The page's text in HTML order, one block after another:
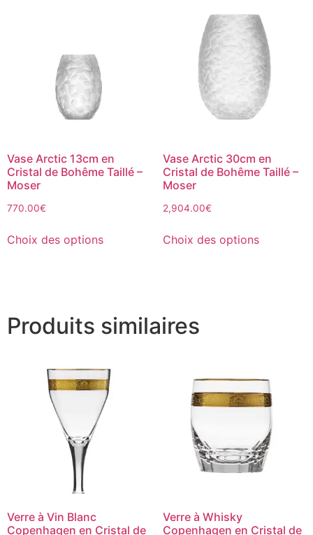
Vase Arctic 13cm en
Cristal de Bohême Taillé –
Moser
770.00€
Choix des options
Vase Arctic 30cm en
Cristal de Bohême Taillé –
Moser
2,904.00€
Choix des options
Produits similaires
Verre à Vin Blanc
Copenhagen en Cristal de
Verre à Whisky
Copenhagen en Cristal de